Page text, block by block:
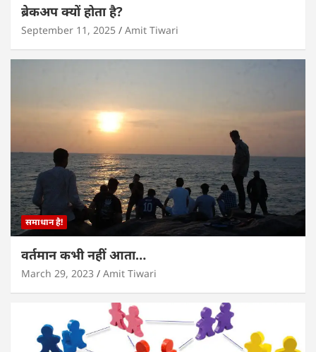
ब्रेकअप क्यों होता है?
September 11, 2025 Amit Tiwari
समाधान है!
वर्तमान कभी नहीं आता…
March 29, 2023 Amit Tiwari